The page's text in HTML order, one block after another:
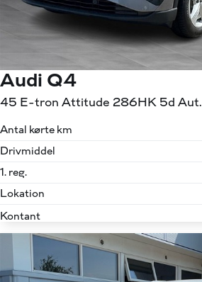
Audi Q4
45 E-tron Attitude 286HK 5d Aut.
Antal kørte km
Drivmiddel
1. reg.
Lokation
Kontant